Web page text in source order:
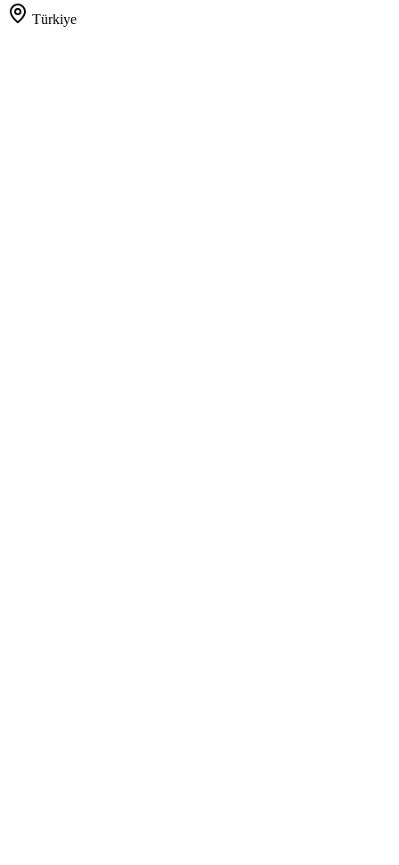
Türkiye